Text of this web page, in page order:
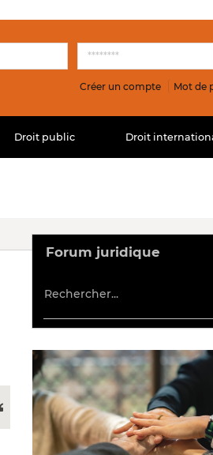
Créer un compte Mot de
Droit public Droit
Forum juridique